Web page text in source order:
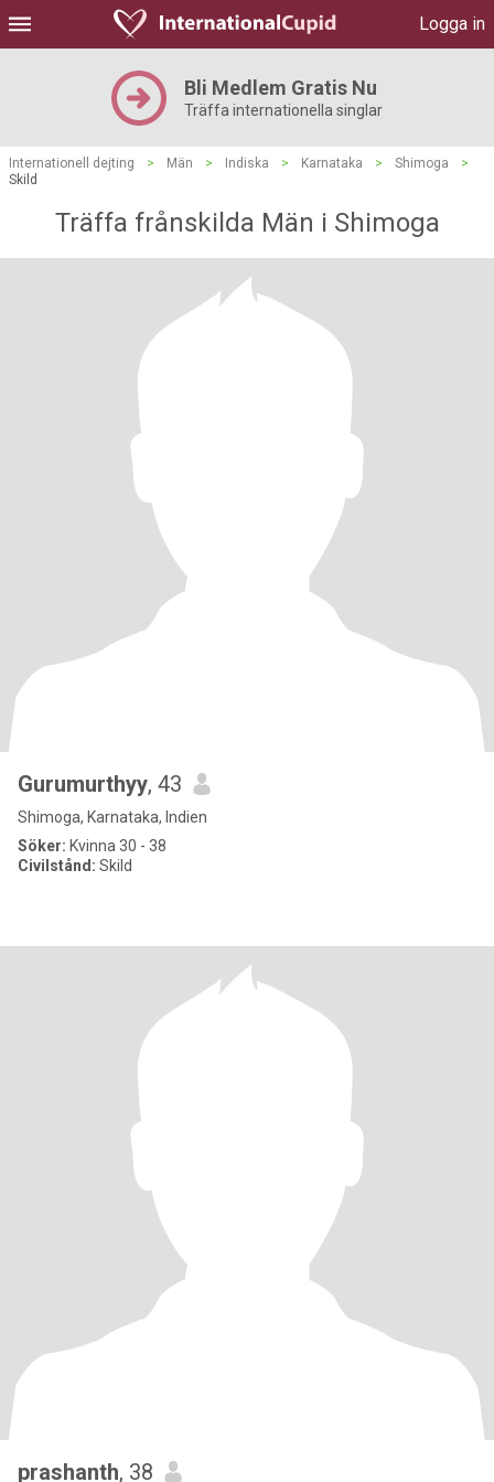
Logga in
Bli Medlem Gratis Nu
Träffa internationella singlar
Internationell dejting > Män > Indiska > Karnataka > Shimoga
>
Skild
Träffa frånskilda Män i Shimoga
Gurumurthyy, 43
Shimoga, Karnataka, Indien
Söker: Kvinna 30 - 38
Civilstånd: Skild
prashanth, 38